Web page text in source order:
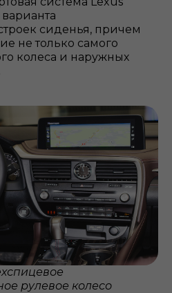
сиденья, причем
не только самого
колеса и наружных
рулевое колесо